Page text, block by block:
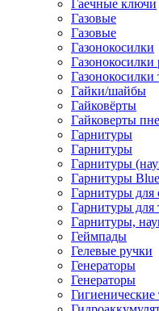
Гаечные ключи
Газовые
Газовые
Газонокосилки
Газонокосилки
Гайки/шайбы
Гайковёрты
Гайковерты
Гарнитуры
Гарнитуры
Гарнитуры
Гарнитуры
Гарнитуры для
Гарнитуры для
Гарнитуры,
Геймпады
Гелевые ручки
Генераторы
Генераторы
Гигиенические